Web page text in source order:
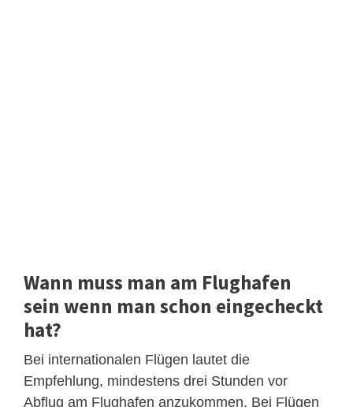
Wann muss man am Flughafen
sein wenn man schon eingecheckt
hat?
Bei internationalen Flügen lautet die
Empfehlung, mindestens drei Stunden vor
Abflug am Flughafen anzukommen. Bei Flügen